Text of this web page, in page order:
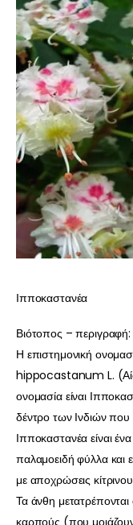
Ιπποκαστανέα
Βιότοπος – περιγραφή:
Η επιστημονική
hippocastanum L.
ονομασία είναι
δέντρο των Ινδιών
Ιπποκαστανέα είναι
παλαμοειδή φύλλα και
με αποχρώσεις
Τα άνθη